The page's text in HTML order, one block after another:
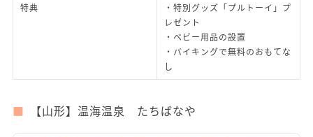
特典
・特別グッズ「プルトーイ」プ
レゼント
・ベビー用品の設置
・バイキングで無料のおもてな
し
【山形】温海温泉 たちばなや